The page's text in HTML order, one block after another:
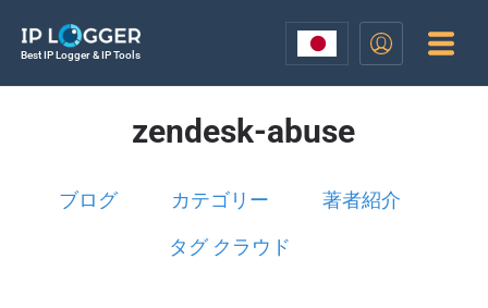
Best IP Logger & IP Tools
zendesk-abuse
ブログ カテゴリー 著者紹介
タグ クラウド